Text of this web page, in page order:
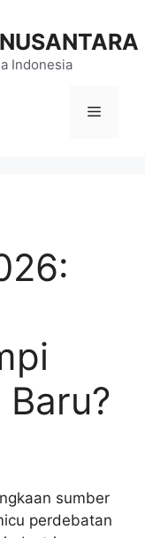
Indonesia
Menu
sumber
perdebatan